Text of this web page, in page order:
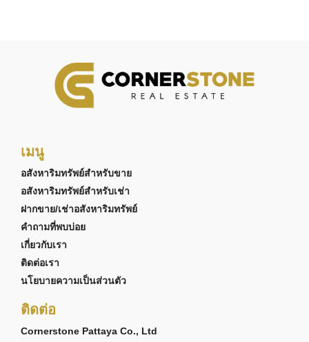
เมนู
อสังหาริมทรัพย์สำหรับขาย
อสังหาริมทรัพย์สำหรับเช่า
ฝากขาย/เช่าอสังหาริมทรัพย์
คำถามที่พบบ่อย
เกี่ยวกับเรา
ติดต่อเรา
นโยบายความเป็นส่วนตัว
ติดต่อ
Cornerstone Pattaya Co., Ltd